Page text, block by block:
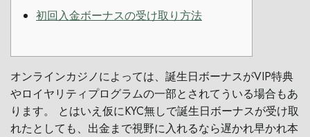
初回入金ボーナスの受け取り方法
オンラインカジノによっては、誕生日ボーナスがVIP特典
やロイヤリティプログラムの一部とされてういる場合もあ
ります。 とはいえ仮にKYC無しで誕生日ボーナスが受け取
れたとしても、出金まで視野に入れるなら遅かれ早かれ本